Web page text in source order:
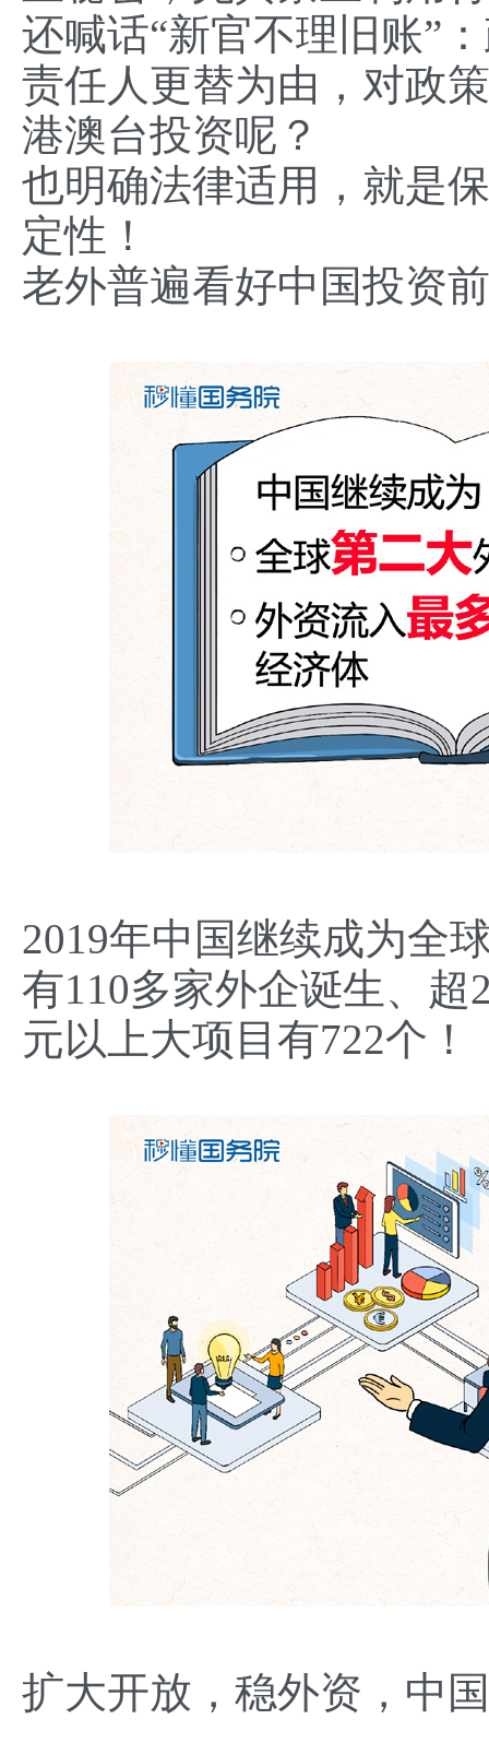
还喊话“新官不理旧账”
责任人更替为由，对政
港澳台投资呢？
也明确法律适用，就是
定性！
老外普遍看好中国投资
2019年中国继续成为全
有110多家外企诞生、
元以上大项目有722个！
扩大开放，稳外资，中